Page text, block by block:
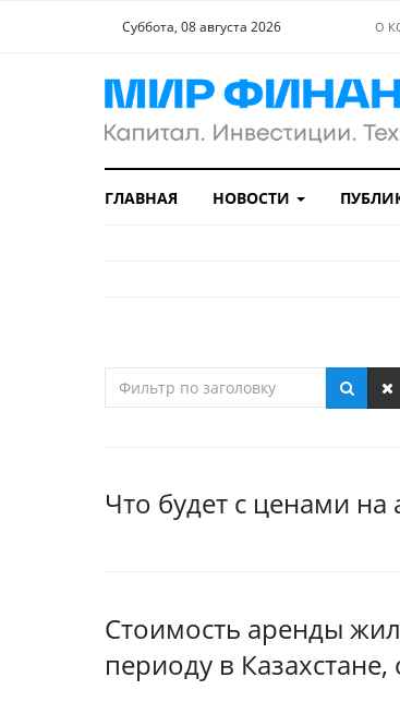
Суббота, 08 августа 2026 О
ГЛАВНАЯ НОВОСТИ
Что будет с ценами
Стоимость аренды
периоду в